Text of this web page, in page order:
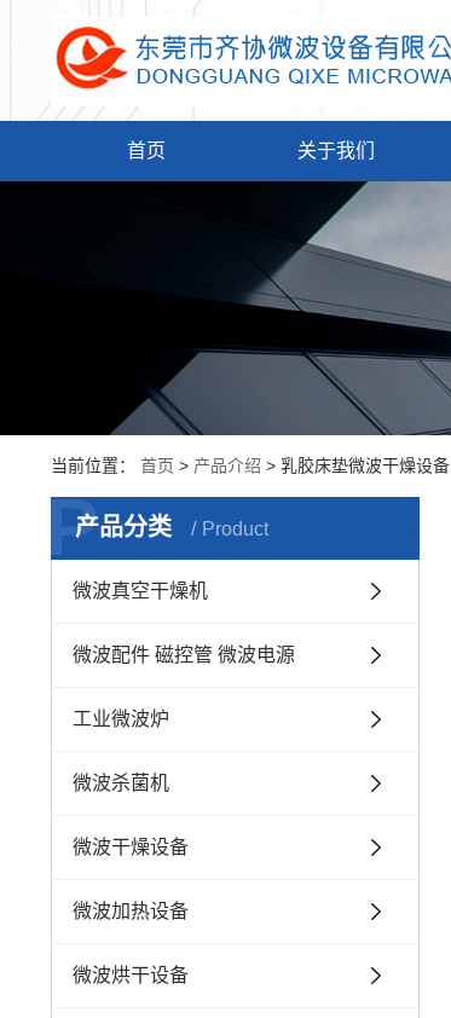
首页 关于我们
当前位置： 首页 > 产品介绍 > 乳胶床垫微波干燥设备
产品分类 Product
P
微波真空干燥机
微波配件 磁控管 微波电源
工业微波炉
微波杀菌机
微波干燥设备
微波加热设备
微波烘干设备